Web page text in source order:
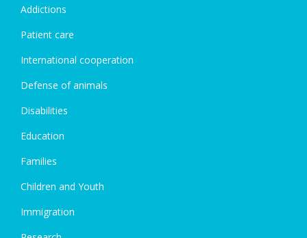
Addictions
Patient care
International cooperation
Defense of animals
Disabilities
Education
Families
Children and Youth
Immigration